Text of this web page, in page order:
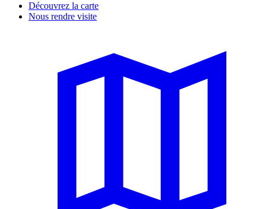
Découvrez la carte
Nous rendre visite